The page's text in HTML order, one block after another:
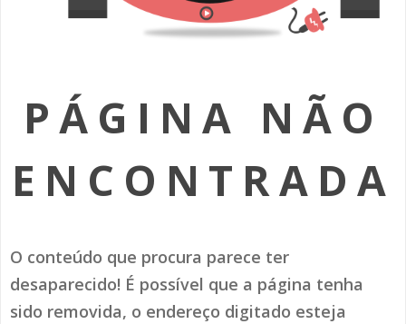
SOMOS TODOS EUROPEUS
AMADORA LIGA À RESILIÊNCIA
(RE) PENSAMENTOS
HISTÓRIAS DE ABRIL
PÁGINA NÃO
ENCONTRADA
O conteúdo que procura parece ter
desaparecido! É possível que a página tenha
sido removida, o endereço digitado esteja